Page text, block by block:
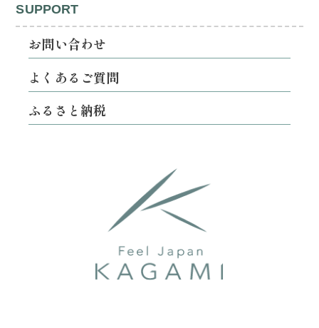
SUPPORT
お問い合わせ
よくあるご質問
ふるさと納税